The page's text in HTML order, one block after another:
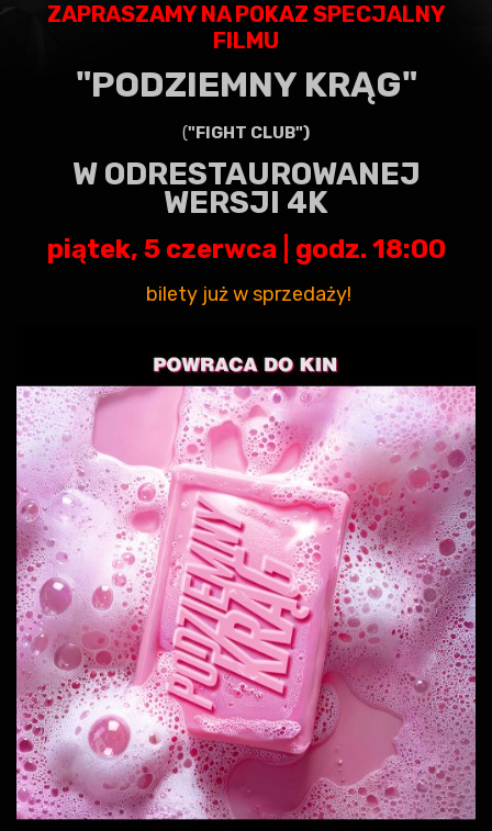
ZAPRASZAMY NA POKAZ SPECJALNY
FILMU
"PODZIEMNY KRĄG"
("FIGHT CLUB")
W ODRESTAUROWANEJ
WERSJI 4K
piątek, 5 czerwca | godz. 18:00
bilety już w sprzedaży!